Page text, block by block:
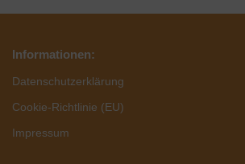
Informationen:
Datenschutzerklärung
Cookie-Richtlinie (EU)
Impressum